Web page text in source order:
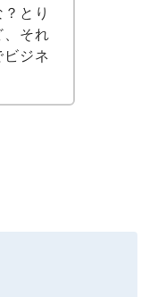
とり
それ
ビジネ